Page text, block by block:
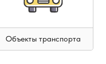
Объекты транспорта